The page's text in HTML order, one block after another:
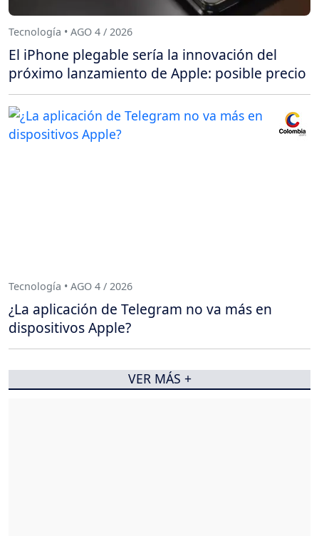
Tecnología • AGO 4 / 2026
El iPhone plegable sería la innovación del
próximo lanzamiento de Apple: posible precio
Tecnología • AGO 4 / 2026
¿La aplicación de Telegram no va más en
dispositivos Apple?
VER MÁS +